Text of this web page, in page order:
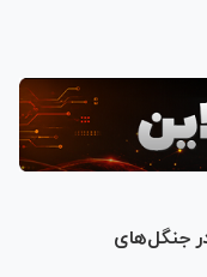
در جنگل‌های